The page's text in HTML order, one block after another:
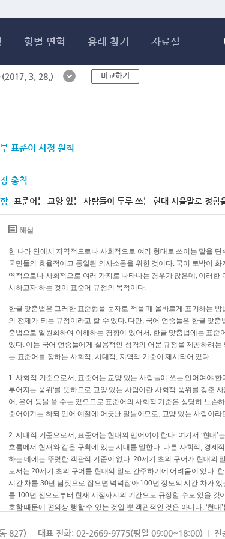
항별 연혁 용례 찾기 자료실
(2017. 3. 28.) 비교하기
표준어 사정 원칙
총칙
표준어는 교양 있는 사람들이 두루 쓰는 현대 서울말로 정함
해설
한 나라 안에서 지역적으로나 사회적으로 여러 형태로 쓰이는 말을
국민들의 효율적이고 통일된 의사소통을 위한 것이다. 국어 토박이
역적으로나 사회적으로 여러 가지로 나타나는 경우가 많은데, 이러한
시하고자 하는 것이 표준어 규정의 목적이다.
한글 맞춤법은 그러한 표준형을 문자로 적을 때 올바르게 표기하는
의 전제가 되는 규정이라고 할 수 있다. 다만, 국어 언중들은 한글 맞
춤법으로 일원화하여 이해하는 경향이 있어서, 한글 맞춤법에는 표준
있다. 이는 국어 언중들에게 실용적인 성격의 어문 규정을 제공하려
는 표준어를 정하는 사회적, 시대적, 지역적 기준이 제시되어 있다.
1. 사회적 기준으로서, 표준어는 교양 있는 사람들이 쓰는 언어여야 한
루어지는 품위’를 뜻하므로 교양 있는 사람이란 사회적 품위를 갖춘
어, 은어 등을 쓸 수는 있으므로 표준어의 사회적 기준은 상당히 느슨
준어이기는 하되 언어 예절에 어긋난 말들이므로, 교양 있는 사람이
2. 시대적 기준으로서, 표준어는 현대의 언어여야 한다. 여기서 ‘현대’
흐름에서 현재와 같은 구획에 있는 시대를 말한다. 다른 사회적, 경제
하는 데에는 뚜렷한 객관적 기준이 없다. 20세기 초의 구어가 현대의
로서는 20세기 초의 구어를 현대의 말로 간주하기에 어려움이 있다.
시간 차를 30년 남짓으로 잡으면 넉넉잡아 100년 정도의 시간 차가
를 100년 전으로부터 현재 시점까지의 기간으로 규정할 수도 있을 것
호함 때문에 편의상 행할 수 있는 것일 뿐 객관적인 것은 아니다. ‘현
3. 지역적 기준으로서, 표준어는 서울말이어야 한다. 이는 표준어의
827) 대표 전화: 02-2669-9775(평일 09:00~18:00) 전